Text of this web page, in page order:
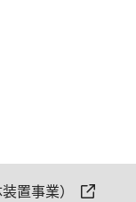
置事業）